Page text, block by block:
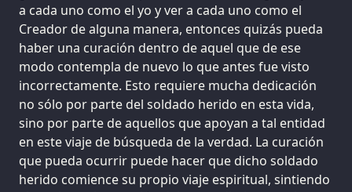
a cada uno como el yo y ver a cada uno como el
Creador de alguna manera, entonces quizás pueda
haber una curación dentro de aquel que de ese
modo contempla de nuevo lo que antes fue visto
incorrectamente. Esto requiere mucha dedicación
no sólo por parte del soldado herido en esta vida,
sino por parte de aquellos que apoyan a tal entidad
en este viaje de búsqueda de la verdad. La curación
que pueda ocurrir puede hacer que dicho soldado
herido comience su propio viaje espiritual, sintiendo